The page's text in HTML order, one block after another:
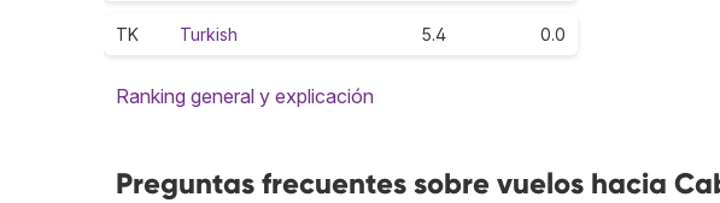
TK Turkish 5.4 0.0
Ranking general y explicación
Preguntas frecuentes sobre vuelos hacia